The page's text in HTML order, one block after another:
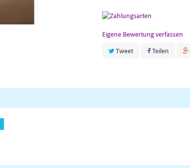
Eigene Bewertung verfassen
Tweet
Teilen